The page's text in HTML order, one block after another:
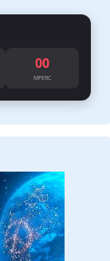
00
MPERC